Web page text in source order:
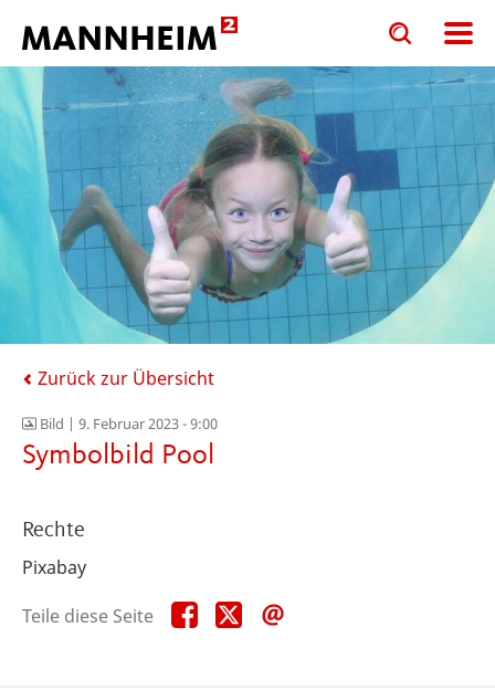
Toggle
search
input
form
Toggle
search
input
Zurück zur Übersicht
Bild | 9. Februar 2023 - 9:00
Symbolbild Pool
Rechte
Pixabay
Teile diese Seite
Teile
diese
Teile
diese